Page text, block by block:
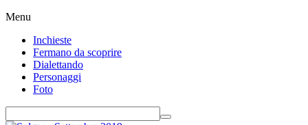
Menu
Inchieste
Fermano da scoprire
Dialettando
Personaggi
Foto